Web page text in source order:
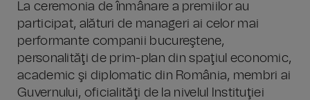
La ceremonia de înmânare a premiilor au
participat, alături de manageri ai celor mai
performante companii bucureştene,
personalităţi de prim-plan din spaţiul economic,
academic şi diplomatic din România, membri ai
Guvernului, oficialităţi de la nivelul Instituţiei